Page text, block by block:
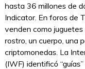
hasta 36 millones de
Indicator. En foros de
venden como juguetes
rostro, un cuerpo, una
criptomonedas. La
(IWF) identificó